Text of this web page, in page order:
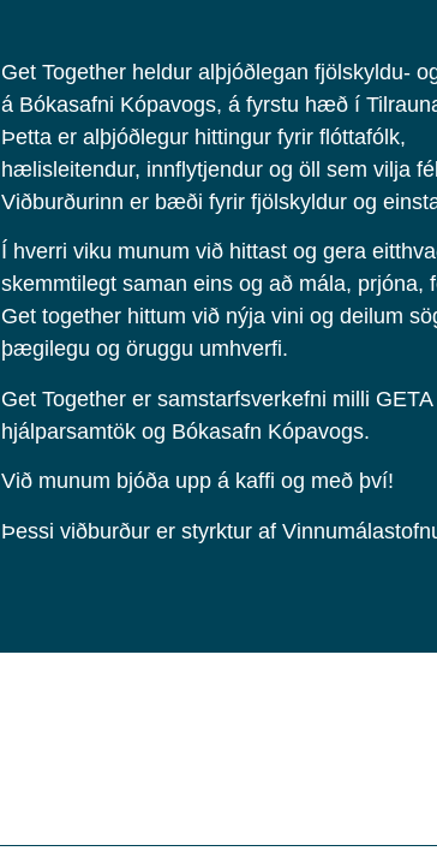
Get Together heldur alþjóðlegan fjölskyldu-
á Bókasafni Kópavogs, á fyrstu hæð í
Þetta er alþjóðlegur hittingur fyrir flóttafólk,
hælisleitendur, innflytjendur og öll sem vilja
Viðburðurinn er bæði fyrir fjölskyldur og
Í hverri viku munum við hittast og gera
skemmtilegt saman eins og að mála, prjóna,
Get together hittum við nýja vini og deilum
þægilegu og öruggu umhverfi.
Get Together er samstarfsverkefni milli GETA
hjálparsamtök og Bókasafn Kópavogs.
Við munum bjóða upp á kaffi og með því!
Þessi viðburður er styrktur af